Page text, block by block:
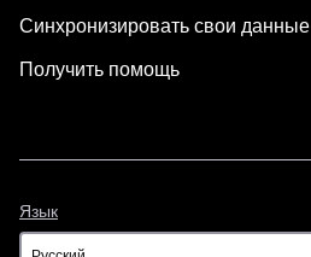
Синхронизировать свои данные
Получить помощь
Язык